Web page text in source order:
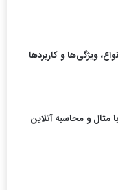
ویژگی‌ها و کاربردها
معیار: آموزش 0 تا 100 با مثال و محاسبه آنلاین